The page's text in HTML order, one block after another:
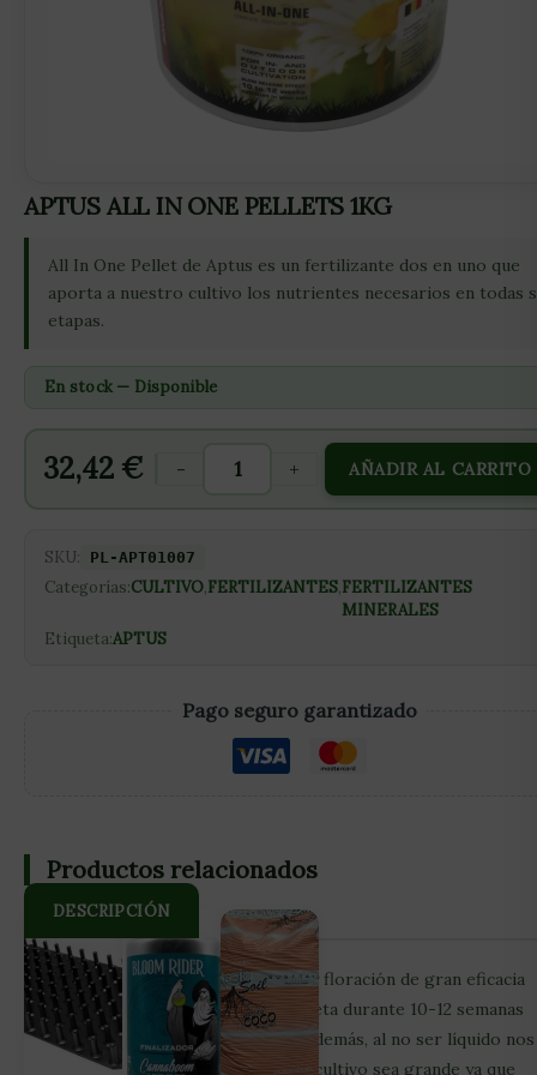
APTUS ALL IN ONE PELLETS 1KG
All In One Pellet de Aptus es un fertilizante dos en uno que
aporta a nuestro cultivo los nutrientes necesarios en todas
etapas.
En stock — Disponible
32,42 € - + AÑADIR AL CARRITO
SKU: PL-APT01007
Categorías:CULTIVO,FERTILIZANTES,FERTILIZANTES
MINERALES
Etiqueta:APTUS
Pago seguro garantizado
DESCRIPCIÓN
Fertilizante base de crecimiento y floración de gran eficacia
que asegura una absorción completa durante 10-12 semanas
gracias a su formato granulado. Además, al no ser líquido nos
facilitará la tarea aunque nuestro cultivo sea grande ya que
Productos relacionados